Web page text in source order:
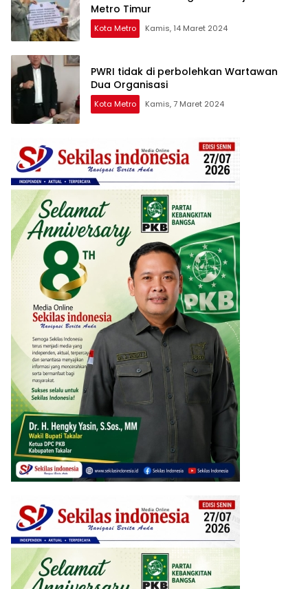
Metro Timur
Kota Metro Kamis, 14 Maret 2024
PWRI tidak di perbolehkan Wartawan
Dua Organisasi
Kota Metro Kamis, 7 Maret 2024